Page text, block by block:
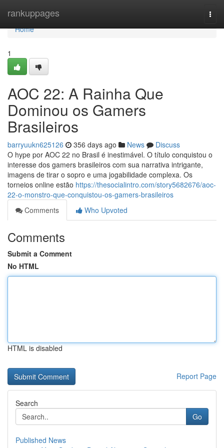
rankuppages
Home
Home
1
AOC 22: A Rainha Que
Dominou os Gamers
Brasileiros
barryuukn625126 356 days ago News
Discuss
O hype por AOC 22 no Brasil é inestimável. O título conquistou o
interesse dos gamers brasileiros com sua narrativa intrigante,
imagens de tirar o sopro e uma jogabilidade complexa. Os
torneios online estão https://thesocialintro.com/story5682676/aoc-
22-o-monstro-que-conquistou-os-gamers-brasileiros
Comments
Who Upvoted
Comments
Submit a Comment
No HTML
HTML is disabled
Report Page
Search
Go
Published News